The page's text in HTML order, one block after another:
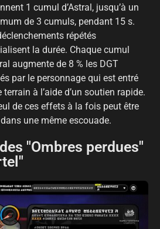
1 cumul d’Astral, jusqu’à un
de 3 cumuls, pendant 15 s.
répétés
la durée. Chaque cumul
augmente de 8 % les DGT
par le personnage qui est entré
terrain à l’aide d’un soutien rapide.
de ces effets à la fois peut être
une même escouade.
"Ombres perdues"